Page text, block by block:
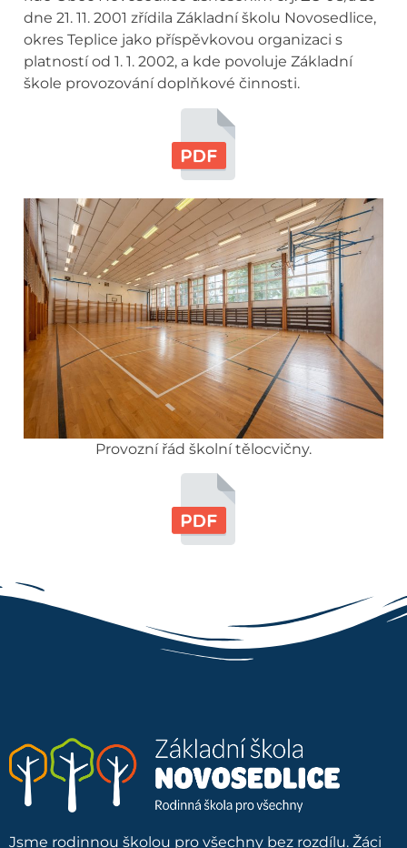
dne 21. 11. 2001 zřídila Základní školu Novosedlice,
okres Teplice jako příspěvkovou organizaci s
platností od 1. 1. 2002, a kde povoluje Základní
škole provozování doplňkové činnosti.
Provozní řád školní tělocvičny.
Jsme rodinnou školou pro všechny bez rozdílu. Žáci